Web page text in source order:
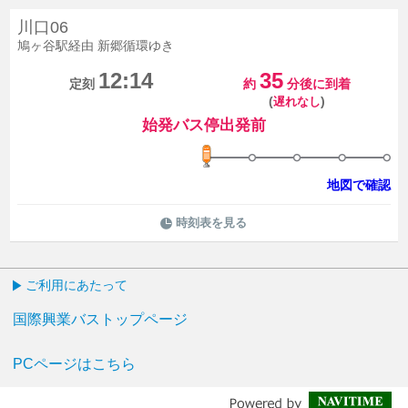
川口06
鳩ヶ谷駅経由 新郷循環ゆき
定刻 12:14 約35 分後に到着
(遅れなし)
始発バス停出発前
地図で確認
時刻表を見る
ご利用にあたって
国際興業バストップページ
PCページはこちら